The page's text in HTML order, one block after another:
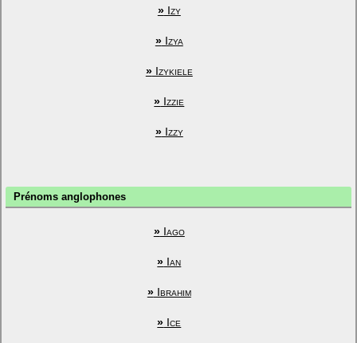
»Izy
»Izya
»Izykiele
» Izzie
»Izzy
Prénoms anglophones
»Iago
» Ian
»Ibrahim
» Ice